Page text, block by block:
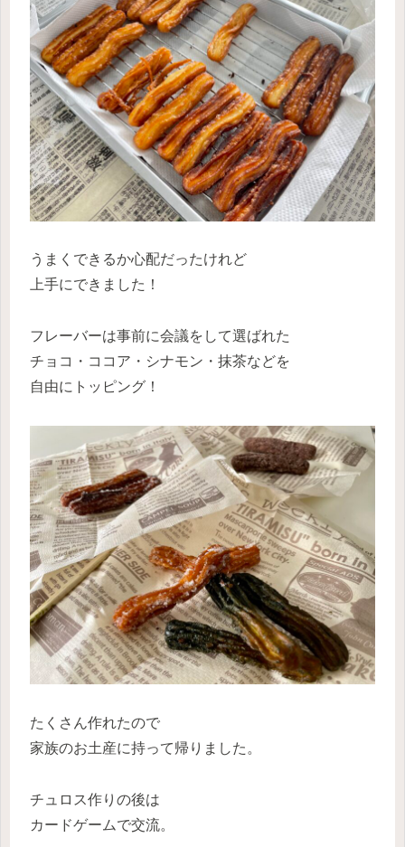
うまくできるか心配だったけれど
上手にできました！
フレーバーは事前に会議をして選ばれた
チョコ・ココア・シナモン・抹茶などを
自由にトッピング！
たくさん作れたので
家族のお土産に持って帰りました。
チュロス作りの後は
カードゲームで交流。